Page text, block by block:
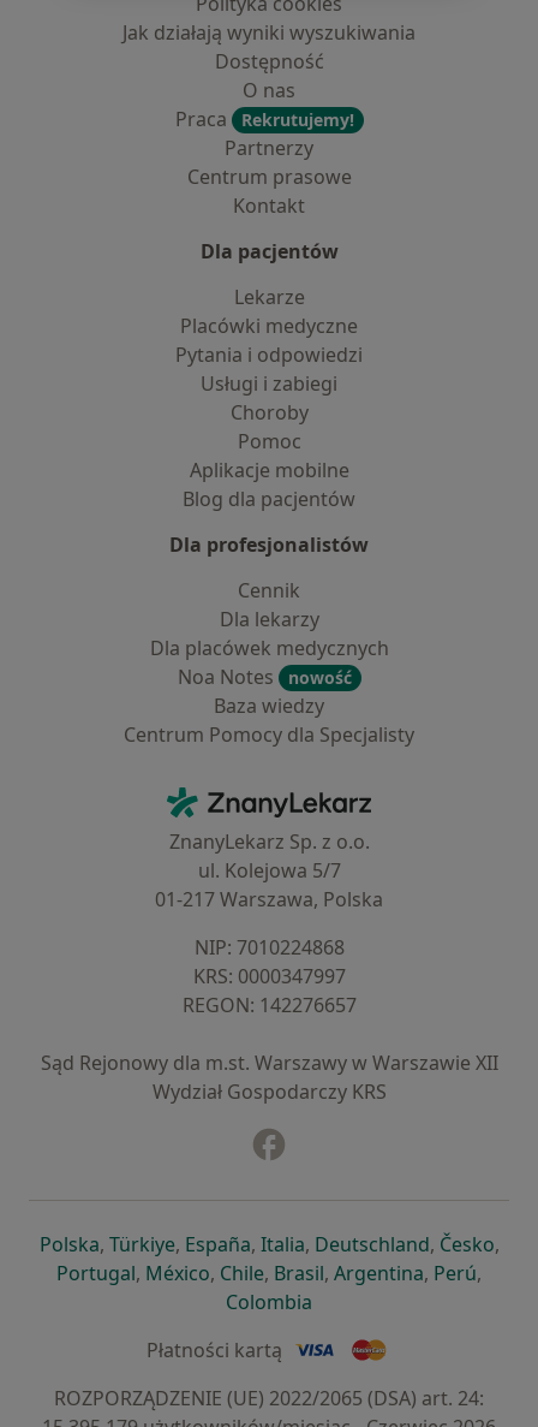
Jak działają wyniki wyszukiwania
Dostępność
O nas
Praca
Rekrutujemy!
Partnerzy
Centrum prasowe
Kontakt
Dla pacjentów
Lekarze
Placówki medyczne
Pytania i odpowiedzi
Usługi i zabiegi
Choroby
Pomoc
Aplikacje mobilne
Blog dla pacjentów
Dla profesjonalistów
Cennik
Dla lekarzy
Dla placówek medycznych
Noa Notes
nowość
Baza wiedzy
Centrum Pomocy dla Specjalisty
ZnanyLekarz - Strona główna
ZnanyLekarz Sp. z o.o.
ul. Kolejowa 5/7
01-217 Warszawa, Polska
NIP: ⁠7010224868
KRS: ⁠0000347997
REGON: ⁠142276657
Sąd Rejonowy dla m.st. Warszawy w Warszawie XII
Wydział Gospodarczy KRS
Polskaotwiera się w nowej karcie
, Türkiyeotwiera się w nowej karcie
, Españaotwiera się w nowej karcie
, Italiaotwiera się w nowej
, Deutschlandotwiera się
, Česko,
Portugalotwiera się w nowej karcie
, Méxicootwiera się w nowej karcie
, Chileotwiera się w nowej karcie
, Brasilotwiera się w nowej
, Argentinaotwiera się
, Perú,
Colombia
Płatności kartą
ROZPORZĄDZENIE (UE) 2022/2065 (DSA) art. 24: